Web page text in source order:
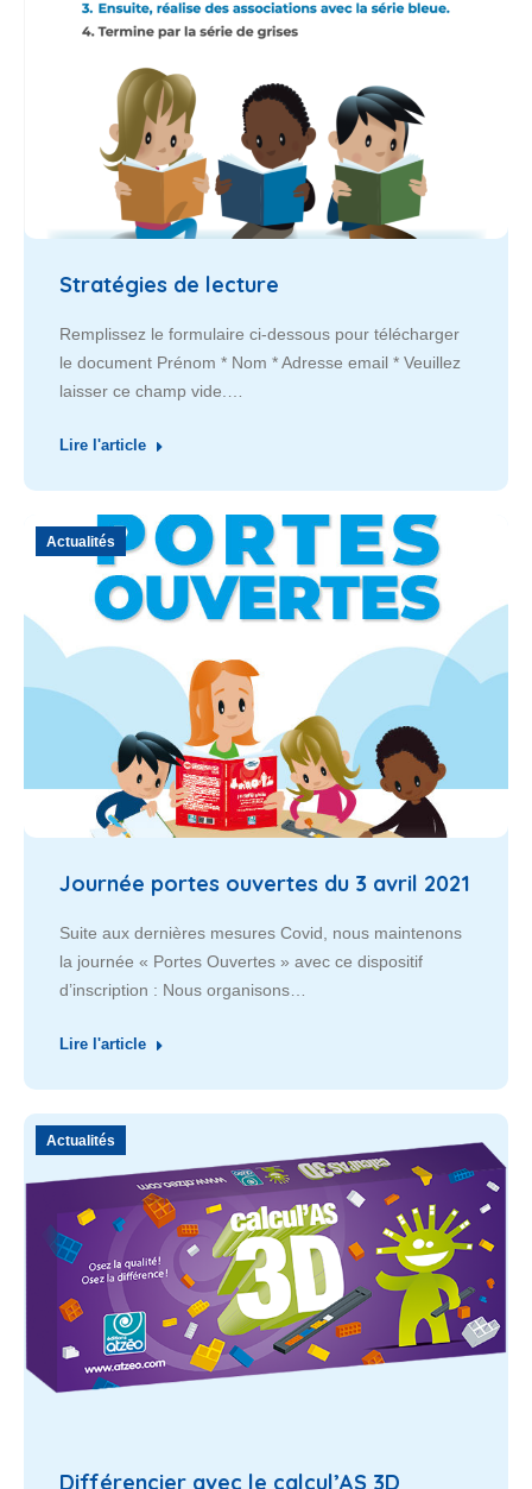
Stratégies de lecture
Remplissez le formulaire ci-dessous pour télécharger
le document Prénom * Nom * Adresse email * Veuillez
laisser ce champ vide.…
Lire l'article
Actualités
Journée portes ouvertes du 3 avril 2021
Suite aux dernières mesures Covid, nous maintenons
la journée « Portes Ouvertes » avec ce dispositif
d’inscription : Nous organisons…
Lire l'article
Actualités
Différencier avec le calcul’AS 3D